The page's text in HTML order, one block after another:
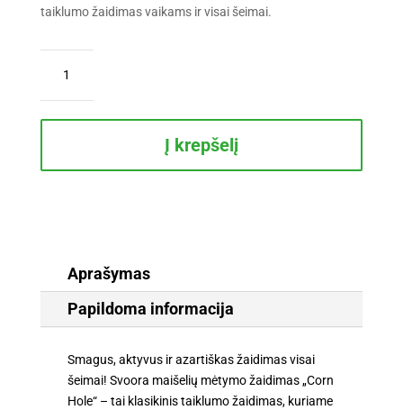
taiklumo žaidimas vaikams ir visai šeimai.
kiekis:
Svoora
maišelių
Į krepšelį
Aprašymas
Papildoma informacija
Smagus, aktyvus ir azartiškas žaidimas visai
šeimai! Svoora maišelių mėtymo žaidimas „Corn
Hole“ – tai klasikinis taiklumo žaidimas, kuriame